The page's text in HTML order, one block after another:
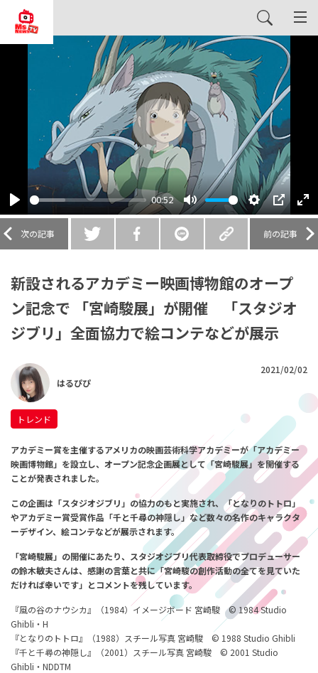
Play
00:52
Mute Settings
PIP
Play
次の記事 前の記事
新設されるアカデミー映画博物館のオープ
ン記念で 「宮崎駿展」が開催 「スタジオ
ジブリ」全面協力で絵コンテなどが展示
はるぴぴ
2021/02/02
トレンド
アカデミー賞を主催するアメリカの映画芸術科学アカデミーが「アカデミー
映画博物館」を設立し、 オープン記念企画展として「宮崎駿展」を開催する
ことが発表されました。
この企画は「スタジオジブリ」の協力のもと実施され、 「となりのトトロ」
やアカデミー賞受賞作品「千と千尋の神隠し」など数々の名作のキャラクタ
ーデザイン、絵コンテなどが展示されます。
「宮崎駿展」の開催にあたり、スタジオジブリ代表取締役でプロデューサー
の鈴木敏夫さんは、 感謝の言葉と共に「宮崎駿の創作活動の全てを見ていた
だければ幸いです」とコメントを残しています。
『風の谷のナウシカ』（1984）イメージボード 宮崎駿 © 1984 Studio
Ghibli・H
『となりのトトロ』（1988）スチール写真 宮崎駿 © 1988 Studio Ghibli
『千と千尋の神隠し』（2001）スチール写真 宮崎駿 © 2001 Studio
Ghibli・NDDTM